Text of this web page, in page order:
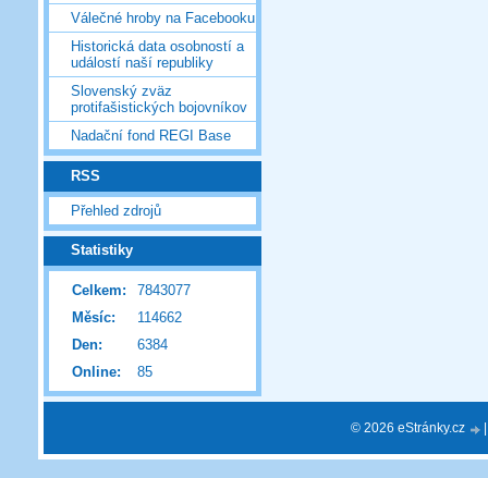
Válečné hroby na Facebooku
Historická data osobností a
událostí naší republiky
Slovenský zväz
protifašistických bojovníkov
Nadační fond REGI Base
RSS
Přehled zdrojů
Statistiky
Online: 85
Celkem:
7843077
Měsíc:
114662
Den:
6384
© 2026 eStránky.cz